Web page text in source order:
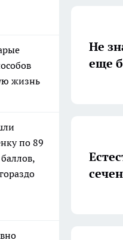
жизнь
по 89
Не
еще